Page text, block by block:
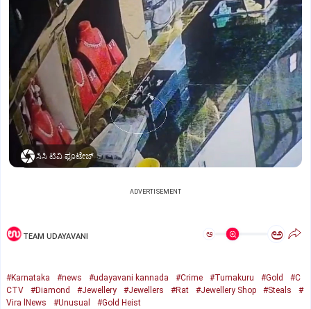
ಸಿಸಿ ಟಿವಿ ಫೂಟೇಜ್‌
ADVERTISEMENT
TEAM UDAYAVANI ಅ ಅ
#Karnataka #news #udayavani kannada #Crime #Tumakuru #Gold
#C
CTV
#Diamond #Jewellery #Jewellers #Rat #Jewellery Shop #Steals
#
Vira lNews
#Unusual #Gold Heist